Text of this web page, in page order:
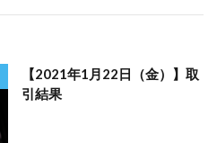
【2021年1月22日（金）】取
引結果